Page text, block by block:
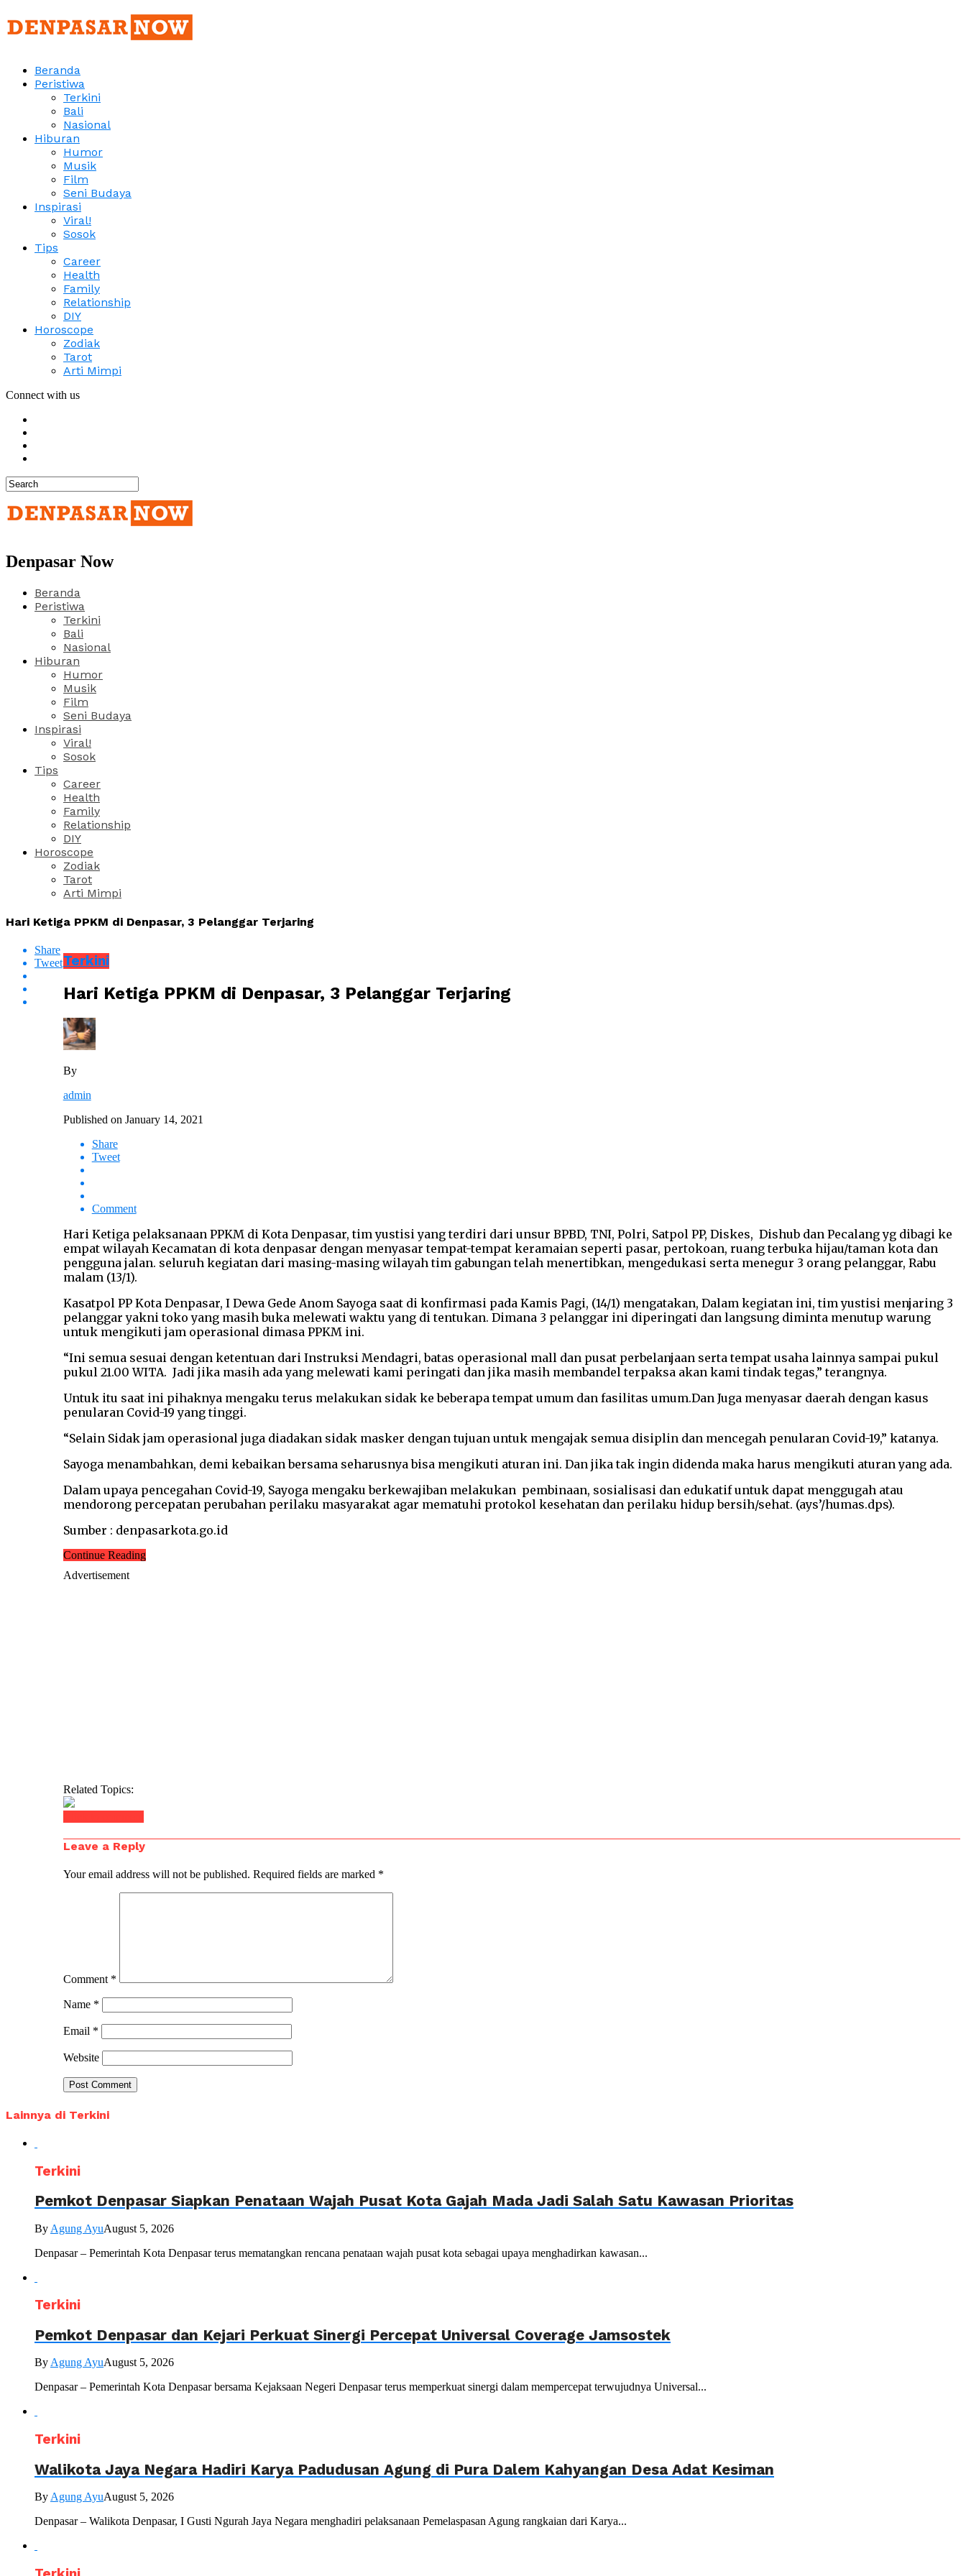
Beranda
Peristiwa
Terkini
Bali
Nasional
Hiburan
Humor
Musik
Film
Seni Budaya
Inspirasi
Viral!
Sosok
Tips
Career
Health
Family
Relationship
DIY
Horoscope
Zodiak
Tarot
Arti Mimpi
Connect with us
Denpasar Now
Beranda
Peristiwa
Terkini
Bali
Nasional
Hiburan
Humor
Musik
Film
Seni Budaya
Inspirasi
Viral!
Sosok
Tips
Career
Health
Family
Relationship
DIY
Horoscope
Zodiak
Tarot
Arti Mimpi
Hari Ketiga PPKM di Denpasar, 3 Pelanggar Terjaring
Share
TweetTerkini
Hari Ketiga PPKM di Denpasar, 3 Pelanggar Terjaring
By
admin
Published on January 14, 2021
Share
Tweet
Comment
Hari Ketiga pelaksanaan PPKM di Kota Denpasar, tim yustisi yang terdiri dari unsur BPBD, TNI, Polri, Satpol PP, Diskes, Dishub dan Pecalang yg dibagi ke
empat wilayah Kecamatan di kota denpasar dengan menyasar tempat-tempat keramaian seperti pasar, pertokoan, ruang terbuka hijau/taman kota dan
pengguna jalan. seluruh kegiatan dari masing-masing wilayah tim gabungan telah menertibkan, mengedukasi serta menegur 3 orang pelanggar, Rabu
malam (13/1).
Kasatpol PP Kota Denpasar, I Dewa Gede Anom Sayoga saat di konfirmasi pada Kamis Pagi, (14/1) mengatakan, Dalam kegiatan ini, tim yustisi menjaring 3
pelanggar yakni toko yang masih buka melewati waktu yang di tentukan. Dimana 3 pelanggar ini diperingati dan langsung diminta menutup warung
untuk mengikuti jam operasional dimasa PPKM ini.
“Ini semua sesuai dengan ketentuan dari Instruksi Mendagri, batas operasional mall dan pusat perbelanjaan serta tempat usaha lainnya sampai pukul
pukul 21.00 WITA. Jadi jika masih ada yang melewati kami peringati dan jika masih membandel terpaksa akan kami tindak tegas,” terangnya.
Untuk itu saat ini pihaknya mengaku terus melakukan sidak ke beberapa tempat umum dan fasilitas umum.Dan Juga menyasar daerah dengan kasus
penularan Covid-19 yang tinggi.
“Selain Sidak jam operasional juga diadakan sidak masker dengan tujuan untuk mengajak semua disiplin dan mencegah penularan Covid-19,” katanya.
Sayoga menambahkan, demi kebaikan bersama seharusnya bisa mengikuti aturan ini. Dan jika tak ingin didenda maka harus mengikuti aturan yang ada.
Dalam upaya pencegahan Covid-19, Sayoga mengaku berkewajiban melakukan pembinaan, sosialisasi dan edukatif untuk dapat menggugah atau
mendorong percepatan perubahan perilaku masyarakat agar mematuhi protokol kesehatan dan perilaku hidup bersih/sehat. (ays’/humas.dps).
Sumber : denpasarkota.go.id
Continue Reading
Advertisement
Related Topics:
Leave a Reply
Your email address will not be published. Required fields are marked *
Comment *
Name *
Email *
Website
Lainnya di Terkini
Terkini
Pemkot Denpasar Siapkan Penataan Wajah Pusat Kota Gajah Mada Jadi Salah Satu Kawasan Prioritas
By Agung AyuAugust 5, 2026
Denpasar – Pemerintah Kota Denpasar terus mematangkan rencana penataan wajah pusat kota sebagai upaya menghadirkan kawasan...
Terkini
Pemkot Denpasar dan Kejari Perkuat Sinergi Percepat Universal Coverage Jamsostek
By Agung AyuAugust 5, 2026
Denpasar – Pemerintah Kota Denpasar bersama Kejaksaan Negeri Denpasar terus memperkuat sinergi dalam mempercepat terwujudnya Universal...
Terkini
Walikota Jaya Negara Hadiri Karya Padudusan Agung di Pura Dalem Kahyangan Desa Adat Kesiman
By Agung AyuAugust 5, 2026
Denpasar – Walikota Denpasar, I Gusti Ngurah Jaya Negara menghadiri pelaksanaan Pemelaspasan Agung rangkaian dari Karya...